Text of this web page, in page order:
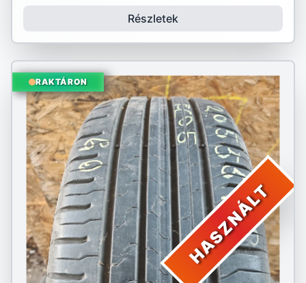
Részletek
HASZNÁLT
RAKTÁRON